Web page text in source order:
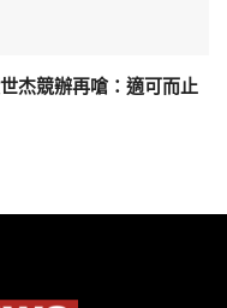
杰競辦再嗆：適可而止